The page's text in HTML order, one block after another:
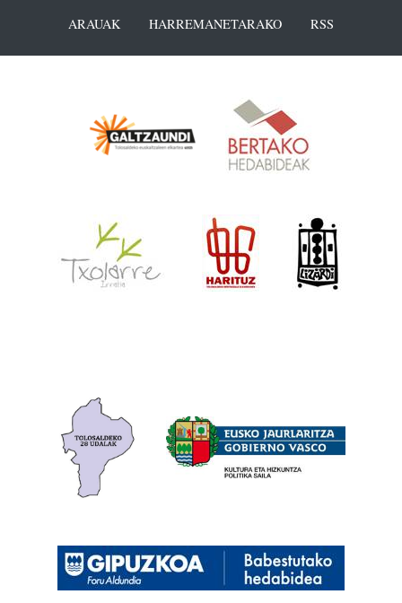
ARAUAK
HARREMANETARAKO RSS